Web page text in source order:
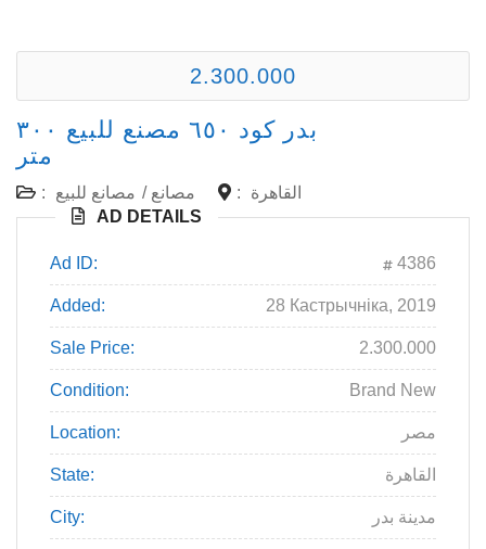
2.300.000
بدر كود ٦٥٠ مصنع للبيع ٣٠٠
متر
: مصانع / مصانع للبيع :
القاهرة
AD DETAILS
Ad ID: 4386
Added: 28 Кастрычніка, 2019
Sale Price: 2.300.000
Condition: Brand New
Location: مصر
State: القاهرة
City: مدينة بدر